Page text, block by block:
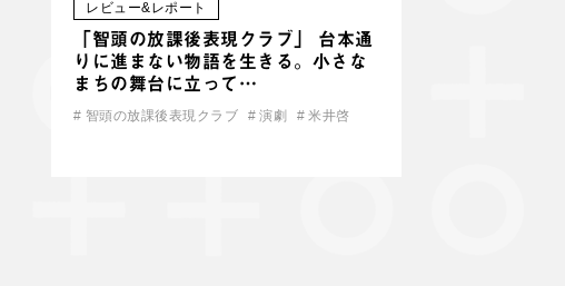
レビュー&レポート
「智頭の放課後表現クラブ」 台本通
りに進まない物語を生きる。小さな
まちの舞台に立って…
# 智頭の放課後表現クラブ # 演劇 # 米井啓